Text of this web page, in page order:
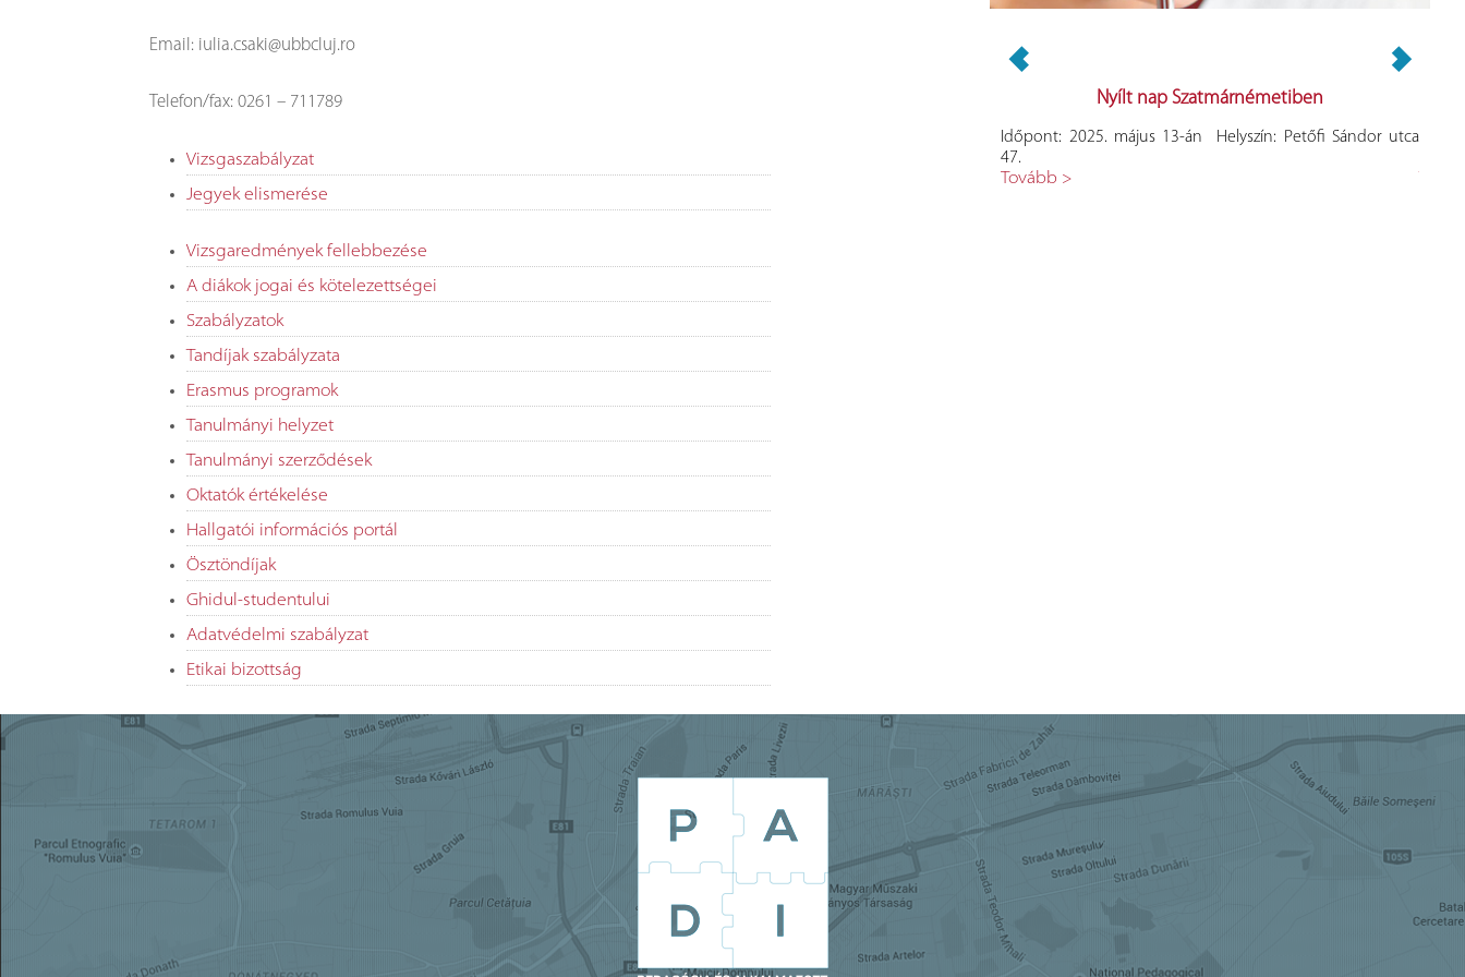
Email: iulia.csaki@ubbcluj.ro
Telefon/fax: 0261 – 711789
Vizsgaszabályzat
Jegyek elismerése
Vizsgaredmények fellebbezése
A diákok jogai és kötelezettségei
Szabályzatok
Tandíjak szabályzata
Erasmus programok
Tanulmányi helyzet
Tanulmányi szerződések
Oktatók értékelése
Hallgatói információs portál
Ösztöndíjak
Ghidul-studentului
Adatvédelmi szabályzat
Etikai bizottság
Tovább >
Időpont: 2025. május 13-án Helyszín: Petőfi Sándor utca
47.
Tovább >
Nyílt nap Szatmárnémetiben